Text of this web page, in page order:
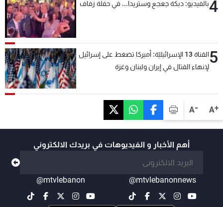
A+
A-
4بالفيديو: دبكة جعجع وستريدا... في حفلة زفاف
5
القناة 13 الإسرائيليّة: أميركا تضغط على إسرائيل
لإنهاء القتال في إيران ولبنان وغزة
أهم الأخبار و الفيديوهات في بريدك الالكتروني
@mtvlebanonnews
@mtvlebanon